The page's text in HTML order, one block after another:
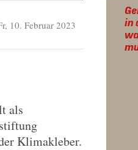
10. Februar 2023
als
Klimakleber.